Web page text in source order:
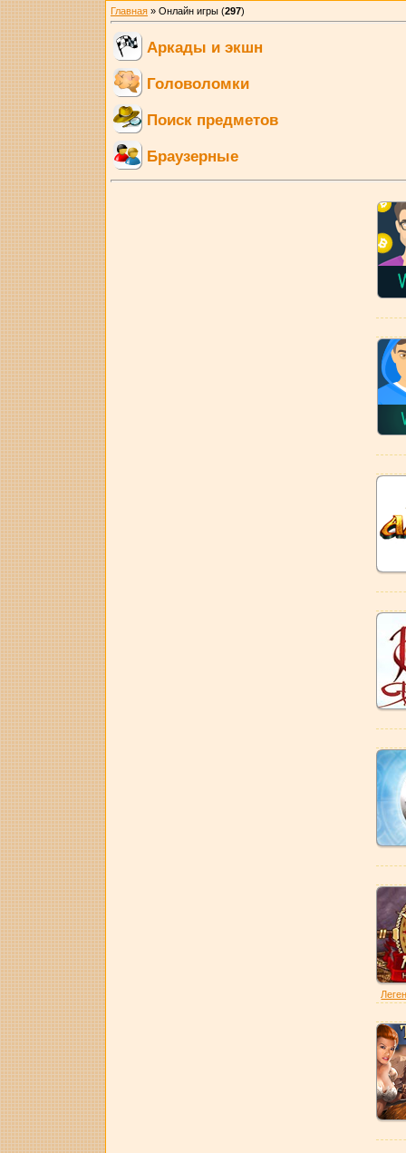
Главная» Онлайн игры(297)
Аркады и экшн
Головоломки
Поиск предметов
Браузерные